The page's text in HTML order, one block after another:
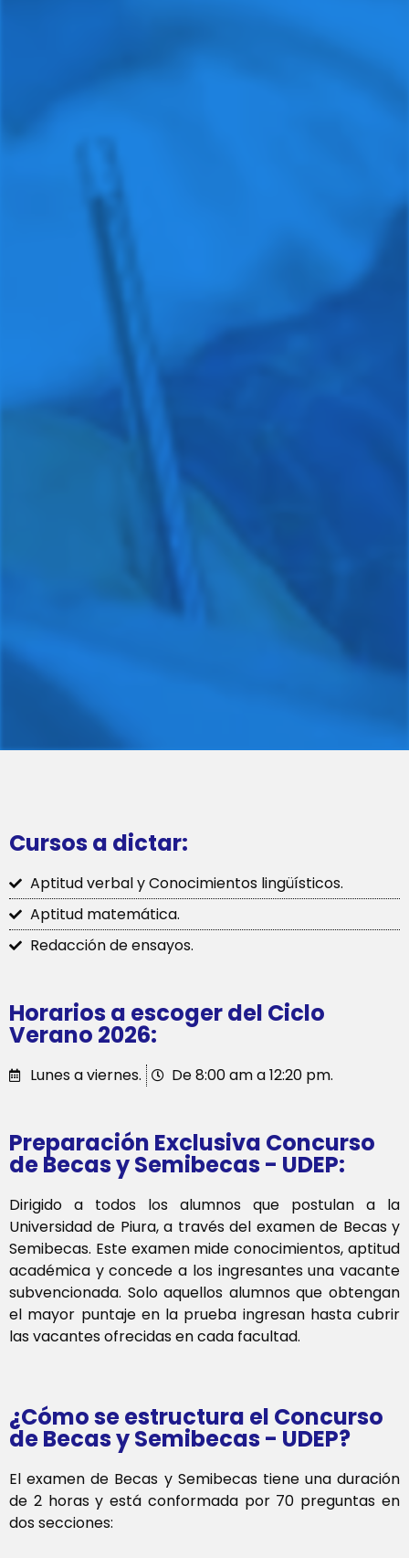
Cursos a dictar:
Aptitud verbal y Conocimientos lingüísticos.
Aptitud matemática.
Redacción de ensayos.
Horarios a escoger del Ciclo
Verano 2026: ​
Lunes a viernes. De 8:00 am a 12:20 pm.
Preparación Exclusiva Concurso
de Becas y Semibecas - UDEP:
Dirigido a todos los alumnos que postulan a la
Universidad de Piura, a través del examen de Becas y
Semibecas. Este examen mide conocimientos, aptitud
académica y concede a los ingresantes una vacante
subvencionada. Solo aquellos alumnos que obtengan
el mayor puntaje en la prueba ingresan hasta cubrir
las vacantes ofrecidas en cada facultad.
¿Cómo se estructura el Concurso
de Becas y Semibecas - UDEP?
El examen de Becas y Semibecas tiene una duración
de 2 horas y está conformada por 70 preguntas en
dos secciones: